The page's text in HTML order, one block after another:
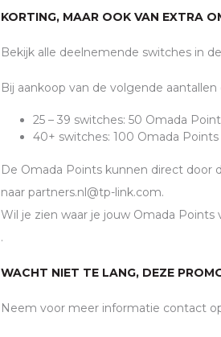
KORTING, MAAR OOK VAN EXTRA
Bekijk alle deelnemende switches in
Bij aankoop van de volgende
25 – 39 switches: 50 Omada
40+ switches: 100 Omada Points
De Omada Points kunnen direct door
naar partners.nl@tp-link.com.
Wil je zien waar je jouw Omada
.
WACHT NIET TE LANG, DEZE
Neem voor meer informatie contact